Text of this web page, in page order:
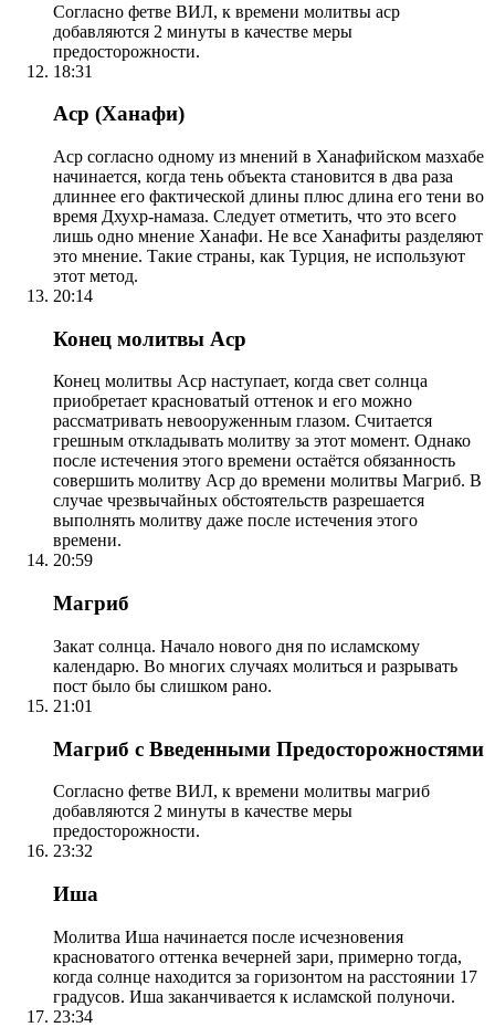
Согласно фетве ВИЛ, к времени молитвы аср
добавляются 2 минуты в качестве меры
предосторожности.
18:31
Аср (Ханафи)
Аср согласно одному из мнений в Ханафийском мазхабе
начинается, когда тень объекта становится в два раза
длиннее его фактической длины плюс длина его тени во
время Дхухр-намаза. Следует отметить, что это всего
лишь одно мнение Ханафи. Не все Ханафиты разделяют
это мнение. Такие страны, как Турция, не используют
этот метод.
20:14
Конец молитвы Аср
Конец молитвы Аср наступает, когда свет солнца
приобретает красноватый оттенок и его можно
рассматривать невооруженным глазом. Считается
грешным откладывать молитву за этот момент. Однако
после истечения этого времени остаётся обязанность
совершить молитву Аср до времени молитвы Магриб. В
случае чрезвычайных обстоятельств разрешается
выполнять молитву даже после истечения этого
времени.
20:59
Магриб
Закат солнца. Начало нового дня по исламскому
календарю. Во многих случаях молиться и разрывать
пост было бы слишком рано.
21:01
Магриб с Введенными Предосторожностями
Согласно фетве ВИЛ, к времени молитвы магриб
добавляются 2 минуты в качестве меры
предосторожности.
23:32
Иша
Молитва Иша начинается после исчезновения
красноватого оттенка вечерней зари, примерно тогда,
когда солнце находится за горизонтом на расстоянии 17
градусов. Иша заканчивается к исламской полуночи.
23:34